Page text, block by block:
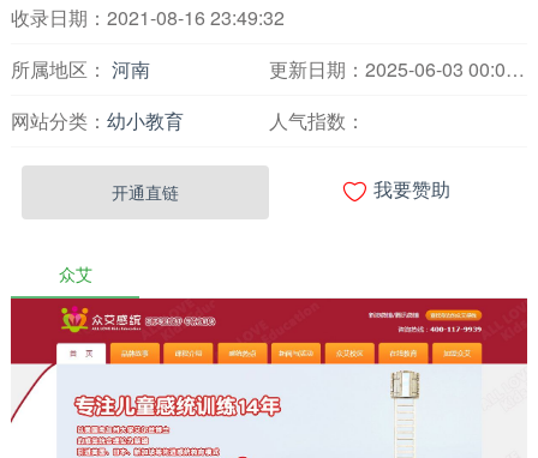
收录日期：2021-08-16 23:49:32
所属地区： 河南
更新日期：2025-06-03 00:04:01
网站分类： 幼小教育 人气指数：
开通直链  我要赞助
众艾